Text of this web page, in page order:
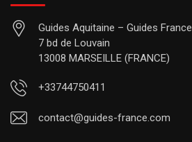
Guides Aquitaine – Guides France
7 bd de Louvain
13008 MARSEILLE (FRANCE)
+33744750411
contact@guides-france.com